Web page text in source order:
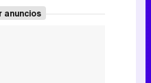
anuncios